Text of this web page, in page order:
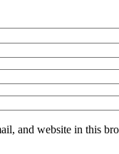
and website in this